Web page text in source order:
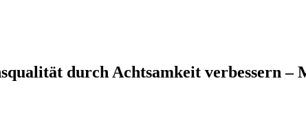
durch Achtsamkeit verbessern –